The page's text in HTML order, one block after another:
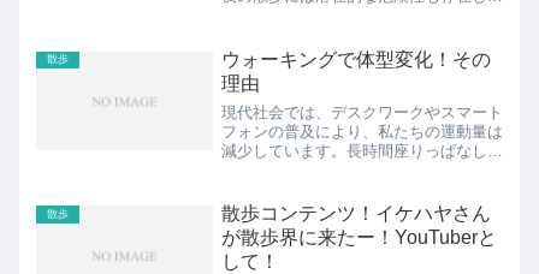
楽しむための秘訣をご紹介します。見出
し1.夜の散歩に潜む危険...
散歩
ウォーキングで体型変化！その
理由
現代社会では、デスクワークやスマート
フォンの普及により、私たちの運動量は
減少しています。長時間座りっぱなしの
に最近、多くの人が自分自身の運動不足
を感じているのではないで...
散歩
散歩コンテンツ！イケハヤさん
が散歩界に来たー！YouTuberと
して！